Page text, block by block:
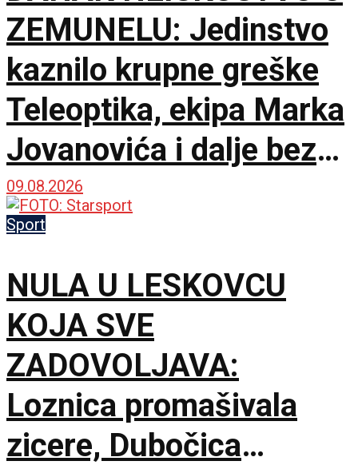
ZEMUNELU: Jedinstvo
kaznilo krupne greške
Teleoptika, ekipa Marka
Jovanovića i dalje bez
pobede!
09.08.2026
Sport
NULA U LESKOVCU
KOJA SVE
ZADOVOLJAVA:
Loznica promašivala
zicere, Dubočica